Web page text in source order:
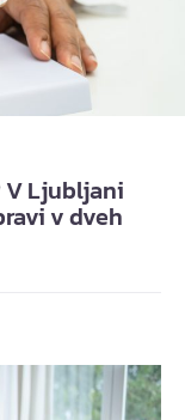
V Ljubljani
v dveh